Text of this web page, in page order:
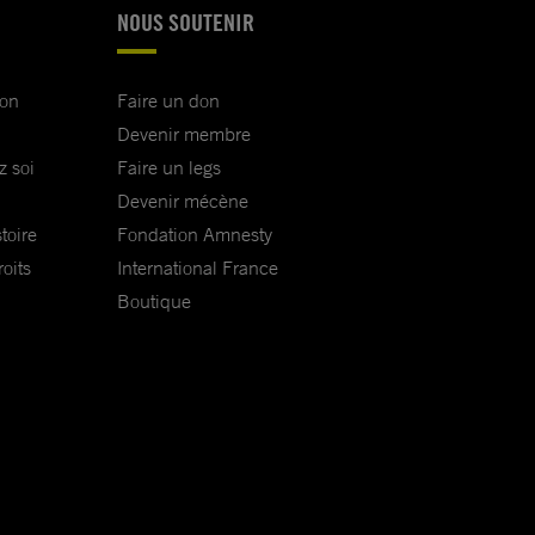
soi
NOUS SOUTENIR
Faire un don
Devenir membre
Faire un legs
Devenir mécène
Fondation Amnesty
International France
Boutique